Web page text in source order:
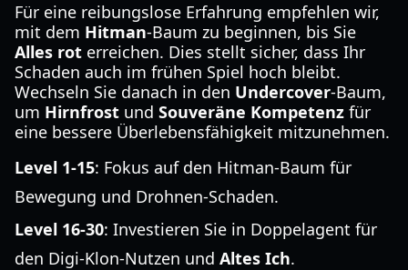
Für eine reibungslose Erfahrung empfehlen wir,
mit dem Hitman-Baum zu beginnen, bis Sie
Alles rot erreichen. Dies stellt sicher, dass Ihr
Schaden auch im frühen Spiel hoch bleibt.
Wechseln Sie danach in den Undercover-Baum,
um Hirnfrost und Souveräne Kompetenz für
eine bessere Überlebensfähigkeit mitzunehmen.
Level 1-15: Fokus auf den Hitman-Baum für
Bewegung und Drohnen-Schaden.
Level 16-30: Investieren Sie in Doppelagent für
den Digi-Klon-Nutzen und Altes Ich.